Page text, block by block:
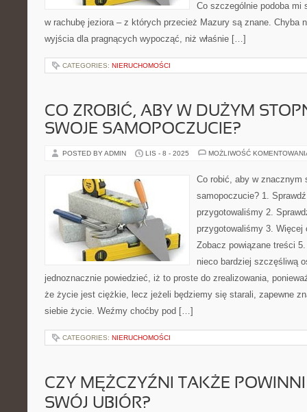
Co szczególnie podoba mi
w rachubę jeziora – z których przecież Mazury są znane. Chyba
wyjścia dla pragnących wypocząć, niż właśnie […]
CATEGORIES: NIERUCHOMOŚCI
CO ZROBIĆ, ABY W DUŻYM
SWOJE SAMOPOCZUCIE?
POSTED BY ADMIN LIS - 8 - 2025 MOŻLIWOŚĆ
Co robić, aby w znacznym
samopoczucie? 1.
przygotowaliśmy 2.
przygotowaliśmy 3.
Zobacz powiązane treści
nieco bardziej szczęśliwą
jednoznacznie powiedzieć, iż to proste do zrealizowania,
że życie jest ciężkie, lecz jeżeli będziemy się starali, zapewne
siebie życie. Weźmy choćby pod […]
CATEGORIES: NIERUCHOMOŚCI
CZY MĘŻCZYŹNI TAKŻE
SWÓJ UBIÓR?